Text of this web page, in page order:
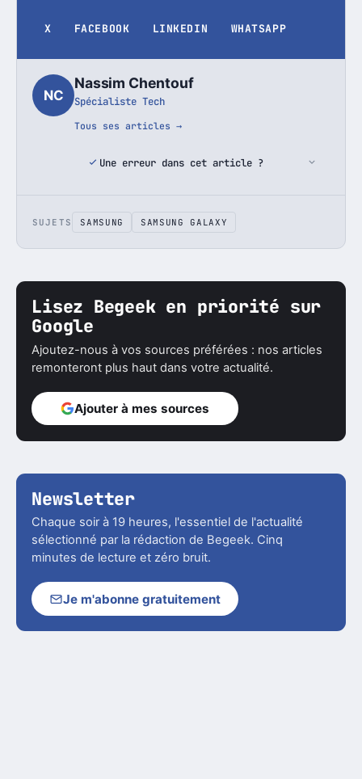
X FACEBOOK LINKEDIN WHATSAPP
NC
Nassim Chentouf
Spécialiste Tech
Tous ses articles →
Une erreur dans cet article ?
SUJETS SAMSUNG SAMSUNG GALAXY
Lisez Begeek en priorité sur
Google
Ajoutez-nous à vos sources préférées : nos articles
remonteront plus haut dans votre actualité.
Ajouter à mes sources
Newsletter
Chaque soir à 19 heures, l'essentiel de l'actualité
sélectionné par la rédaction de Begeek. Cinq
minutes de lecture et zéro bruit.
Je m'abonne gratuitement